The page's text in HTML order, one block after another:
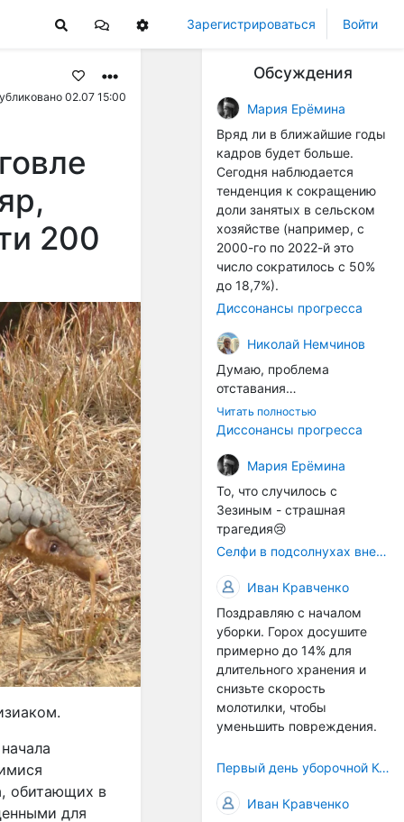
Зарегистрироваться Войти
02.07 15:00
200
обитающих в
для
Обсуждения
Мария Ерёмина
Вряд ли в ближайшие годы
кадров будет больше.
Сегодня наблюдается
тенденция к сокращению
доли занятых в сельском
хозяйстве (например, с
2000-го по 2022-й это
число сократилось с 50%
до 18,7%).
Диссонансы прогресса
Николай Немчинов
Думаю, проблема
отставания
технологичности
оборудования в
окажется связана с
кадрами. Их надо будет
все больше, чтобы
затыкать
образовывающиеся
технологические дыры. И
это в рамках
существующих реалий для
людей принимающих
решения как раз хорошо,
само село окажется при
деле, да и количество
задействованных в
сельхозпоризводстве
кадров таким образом
Читать полностью
Диссонансы прогресса
Мария Ерёмина
То, что случилось с
Зезиным - страшная
трагедия😢
Селфи в подсолнухах вне закона: За проникновение на сельхозземли без разрешения хотят штрафовать
Иван Кравченко
Поздравляю с началом
уборки. Горох досушите
примерно до 14% для
длительного хранения и
снизьте скорость
молотилки, чтобы
уменьшить повреждения.
Первый день уборочной Компании 2026🫡Считаю открытым.
Иван Кравченко